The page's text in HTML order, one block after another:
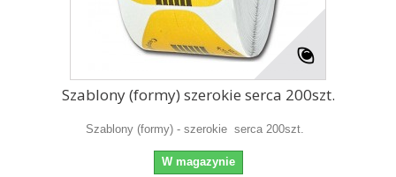
Szablony (formy) szerokie serca 200szt.
Szablony (formy) - szerokie serca 200szt.
W magazynie